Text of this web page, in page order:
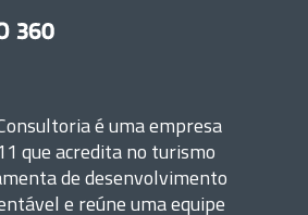
é uma empresa
que acredita no turismo
de desenvolvimento
e reúne uma equipe